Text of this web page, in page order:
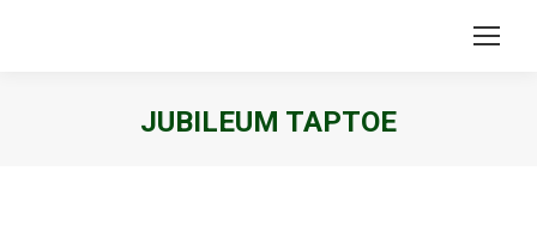
JUBILEUM TAPTOE